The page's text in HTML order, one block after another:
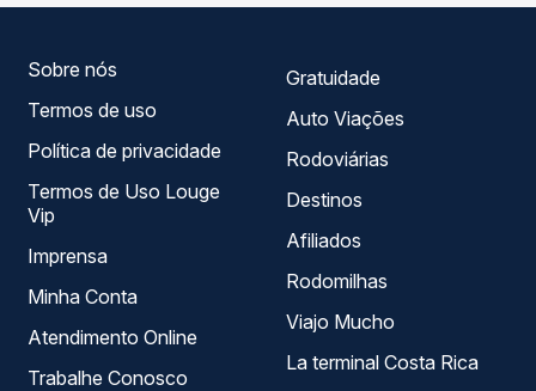
Sobre nós
Termos de uso
Política de privacidade
Termos de Uso Louge
Vip
Imprensa
Minha Conta
Atendimento Online
Trabalhe Conosco
Gratuidade
Auto Viações
Rodoviárias
Destinos
Afiliados
Rodomilhas
Viajo Mucho
La terminal Costa Rica